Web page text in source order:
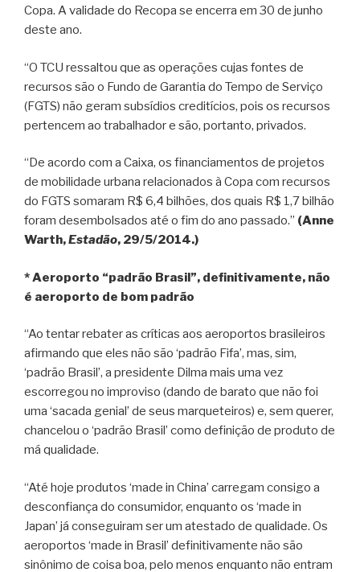
Copa. A validade do Recopa se encerra em 30 de junho
deste ano.
“O TCU ressaltou que as operações cujas fontes de
recursos são o Fundo de Garantia do Tempo de Serviço
(FGTS) não geram subsídios creditícios, pois os recursos
pertencem ao trabalhador e são, portanto, privados.
“De acordo com a Caixa, os financiamentos de projetos
de mobilidade urbana relacionados à Copa com recursos
do FGTS somaram R$ 6,4 bilhões, dos quais R$ 1,7 bilhão
foram desembolsados até o fim do ano passado.” (Anne
Warth,Estadão, 29/5/2014.)
* Aeroporto “padrão Brasil”, definitivamente, não
é aeroporto de bom padrão
“Ao tentar rebater as críticas aos aeroportos brasileiros
afirmando que eles não são ‘padrão Fifa’, mas, sim,
‘padrão Brasil’, a presidente Dilma mais uma vez
escorregou no improviso (dando de barato que não foi
uma ‘sacada genial’ de seus marqueteiros) e, sem querer,
chancelou o ‘padrão Brasil’ como definição de produto de
má qualidade.
“Até hoje produtos ‘made in China’ carregam consigo a
desconfiança do consumidor, enquanto os ‘made in
Japan’ já conseguiram ser um atestado de qualidade. Os
aeroportos ‘made in Brasil’ definitivamente não são
sinônimo de coisa boa, pelo menos enquanto não entram